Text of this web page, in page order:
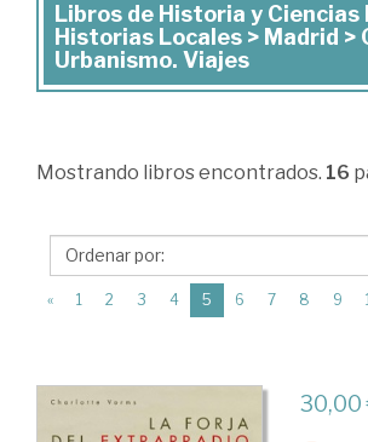
Libros
de
Historia
Ciencias
>
Historias
Madrid
Libros de Historia y Ciencias
Historias Locales > Madrid >
Urbanismo. Viajes
Mostrando libros encontrados. 16
« 1 2 3 4 5 (current)
6 7 8 9
30,00